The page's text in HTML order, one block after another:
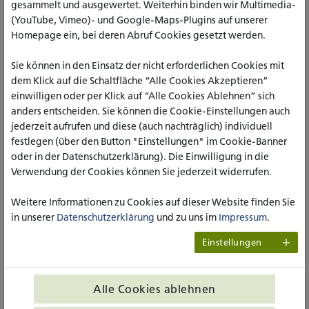
Noeker (Landschaftsverband Westfalen-Lippe). Letzterer
stellt darin einen historischen Kurvenschlag von den
Anfängen der Psychiatrie über NS-Zeit und Psychiatrie-Kritik
bis zu heutigen Herausforderungen her. Die Diplom-
Sozialarbeiterin/Sozialpädagogin und Soziologin Prof.in
Dr.in Katharina Motzke (katho am Standort Köln) zeigte in
ihrem Impulsvortrag Entwicklungslinien der Sozialen Arbeit
als Profession am Beispiel der jüdischen und bürgerlichen
Frauenbewegung auf. Der Historiker Prof. Dr. Markus Köster
(Westfälische Wilhelms Universität und LWL-Medienzentrum
Münster) veranschaulichte unter der Überschrift „Profession
und Konfession“ Tätigkeit und Verflechtung der leitenden
Beamten des westfälischen Landesjugendamtes in der NS-
Den Schluss der Veranstaltung bildeten ein Ausblick und
Empfang, in dessen Rahmen die Teilnehmenden Einblick in
Austausch über die Impulse der Referent_innen als auch
gesammelt und ausgewertet. Weiterhin binden wir Multimedia-
(YouTube, Vimeo)- und Google-Maps-Plugins auf unserer
Homepage ein, bei deren Abruf Cookies gesetzt werden.
Sie können in den Einsatz der nicht erforderlichen Cookies mit
dem Klick auf die Schaltfläche “Alle Cookies Akzeptieren”
einwilligen oder per Klick auf “Alle Cookies Ablehnen” sich
anders entscheiden. Sie können die Cookie-Einstellungen auch
jederzeit aufrufen und diese (auch nachträglich) individuell
festlegen (über den Button "Einstellungen" im Cookie-Banner
oder in der Datenschutzerklärung). Die Einwilligung in die
Verwendung der Cookies können Sie jederzeit widerrufen.
Weitere Informationen zu Cookies auf dieser Website finden Sie
in unserer Datenschutzerklärung und zu uns im Impressum.
Einstellungen
Alle Cookies ablehnen